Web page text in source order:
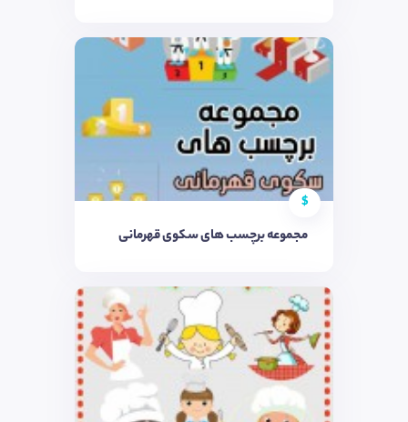
$
مجموعه برچسب های سکوی قهرمانی